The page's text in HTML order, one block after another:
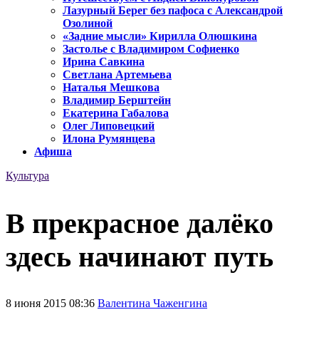
Лазурный Берег без пафоса с Александрой
Озолиной
«Задние мысли» Кирилла Олюшкина
Застолье с Владимиром Софиенко
Ирина Савкина
Светлана Артемьева
Наталья Мешкова
Владимир Берштейн
Екатерина Габалова
Олег Липовецкий
Илона Румянцева
Афиша
Культура
В прекрасное далёко
здесь начинают путь
8 июня 2015 08:36 Валентина Чаженгина